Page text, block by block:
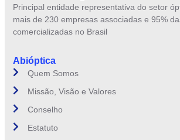
Principal entidade representativa do setor
mais de 230 empresas associadas e 95%
comercializadas no Brasil
Abióptica
Quem Somos
Missão, Visão e Valores
Conselho
Estatuto